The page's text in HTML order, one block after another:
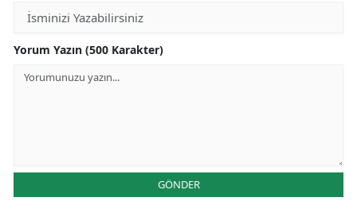
Yorum Yazın (500 Karakter)
GÖNDER